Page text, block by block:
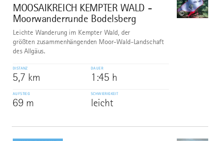
7
MOOSAIKREICH KEMPTER WALD -
Moorwanderrunde Bodelsberg
©
Leichte Wanderung im Kempter Wald, der
größten zusammenhängenden Moor-Wald-Landschaft
des Allgäus.
DISTANZ
5,7 km
DAUER
1:45 h
AUFSTIEG
69 m
SCHWIERIGKEIT
leicht
dazu